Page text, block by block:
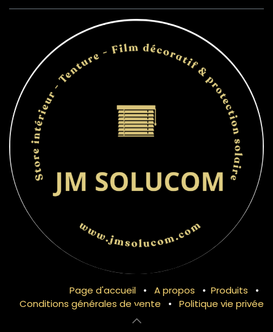
Page d'accueil • A propos • Produits
•
Conditions générales de vente
• Politique vie privée